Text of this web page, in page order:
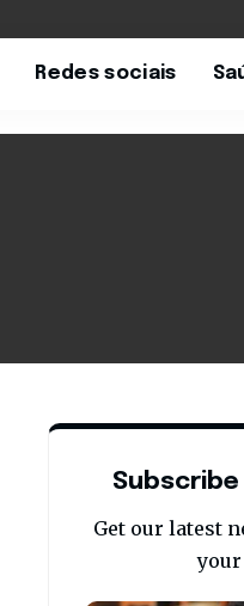
Redes sociais
Get our latest